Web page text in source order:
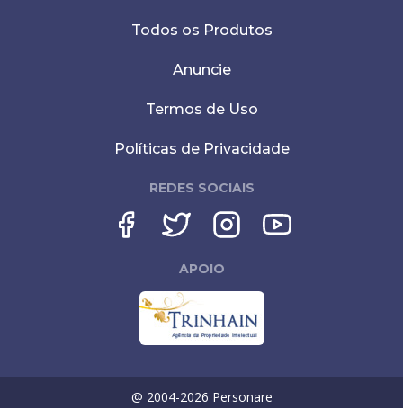
Todos os Produtos
Anuncie
Termos de Uso
Políticas de Privacidade
REDES SOCIAIS
APOIO
@ 2004-2026 Personare